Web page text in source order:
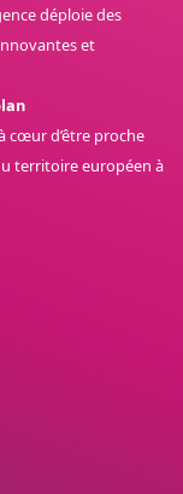
déploie des
et
cœur d’être proche
territoire européen à